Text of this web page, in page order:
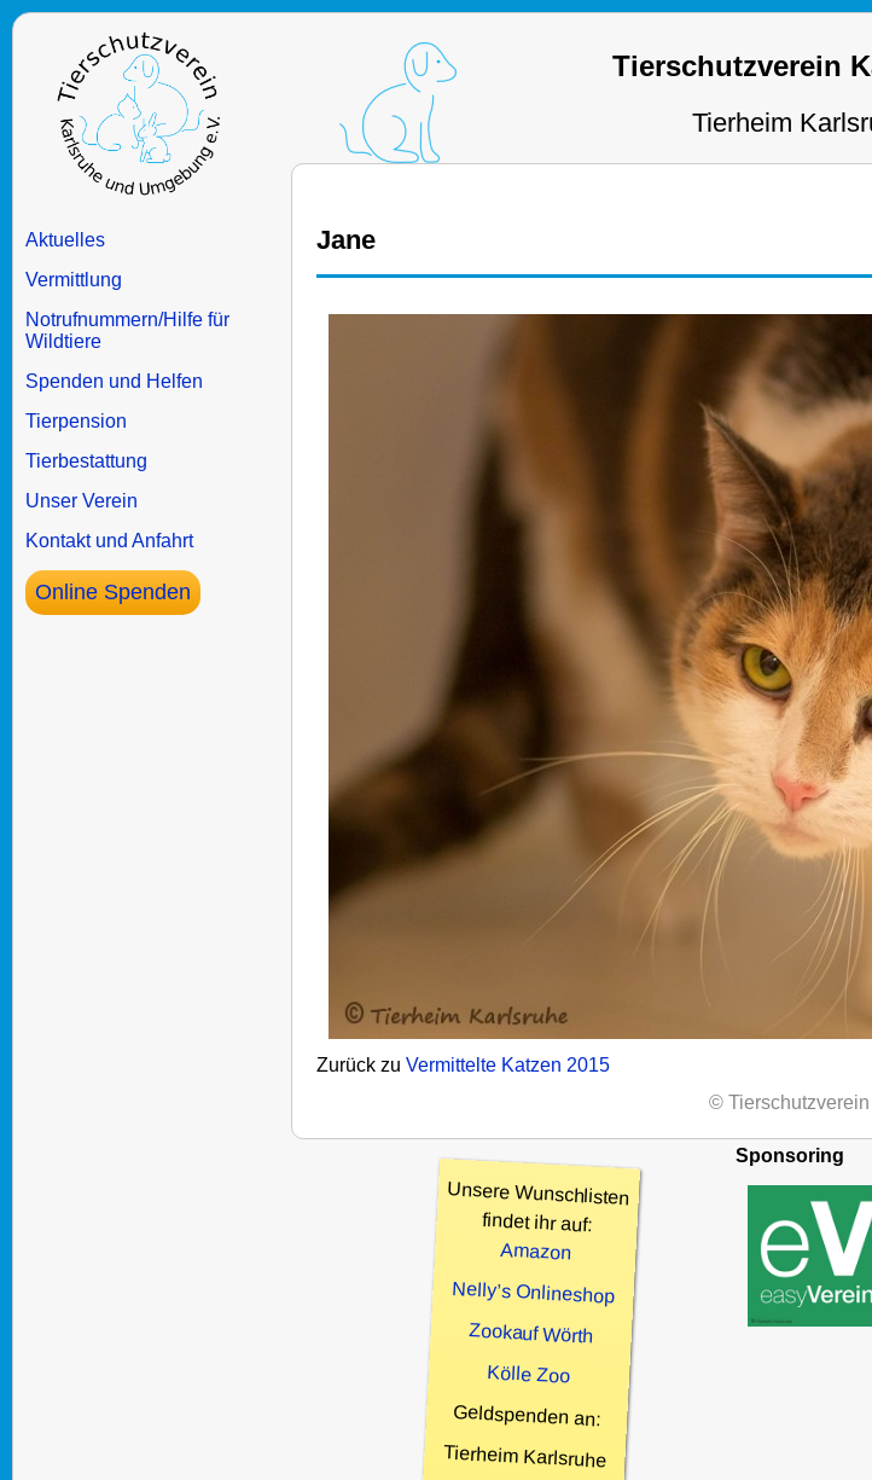
Tierschutzverein
Tierheim
Aktuelles
Vermittlung
Notrufnummern/Hilfe für
Wildtiere
Spenden und Helfen
Tierpension
Tierbestattung
Unser Verein
Kontakt und Anfahrt
Online Spenden
Jane
Zurück zu Vermittelte Katzen 2015
©
Unsere Wunschlisten
findet ihr auf:
Amazon
Nelly’s Onlineshop
Zookauf Wörth
Kölle Zoo
Geldspenden an:
Tierheim Karlsruhe
Sponsoring